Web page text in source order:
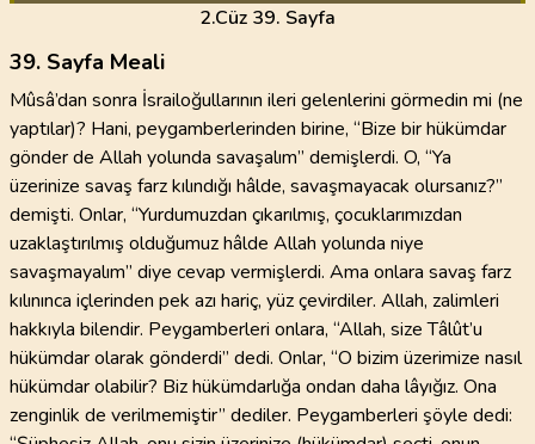
2.Cüz 39. Sayfa
39. Sayfa Meali
Mûsâ’dan sonra İsrailoğullarının ileri gelenlerini görmedin mi (ne
yaptılar)? Hani, peygamberlerinden birine, “Bize bir hükümdar
gönder de Allah yolunda savaşalım” demişlerdi. O, “Ya
üzerinize savaş farz kılındığı hâlde, savaşmayacak olursanız?”
demişti. Onlar, “Yurdumuzdan çıkarılmış, çocuklarımızdan
uzaklaştırılmış olduğumuz hâlde Allah yolunda niye
savaşmayalım” diye cevap vermişlerdi. Ama onlara savaş farz
kılınınca içlerinden pek azı hariç, yüz çevirdiler. Allah, zalimleri
hakkıyla bilendir. Peygamberleri onlara, “Allah, size Tâlût’u
hükümdar olarak gönderdi” dedi. Onlar, “O bizim üzerimize nasıl
hükümdar olabilir? Biz hükümdarlığa ondan daha lâyığız. Ona
zenginlik de verilmemiştir” dediler. Peygamberleri şöyle dedi: